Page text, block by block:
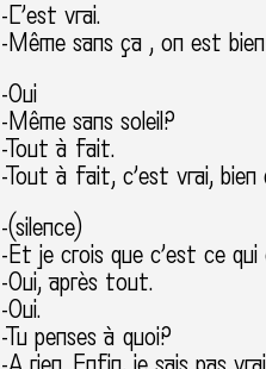
-C’est vrai.
-Même sans ça , on est
-Oui
-Même sans soleil?
-Tout à fait.
-Tout à fait, c’est vrai, bien
-(silence)
-Et je crois que c’est ce
-Oui, après tout.
-Oui.
-Tu penses à quoi?